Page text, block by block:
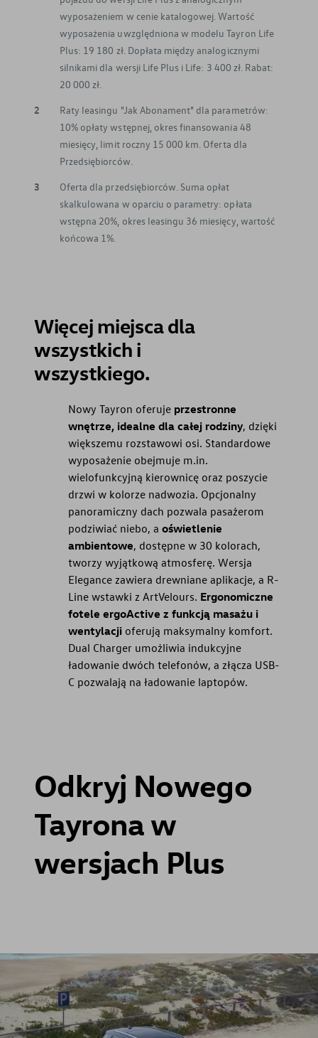
wyposażeniem w cenie katalogowej. Wartość
wyposażenia uwzględniona w modelu Tayron Life
Plus: 19 180 zł. Dopłata między analogicznymi
silnikami dla wersji Life Plus i Life: 3 400 zł. Rabat:
20 000 zł.
2
Raty leasingu "Jak Abonament" dla parametrów:
10% opłaty wstępnej, okres finansowania 48
miesięcy, limit roczny 15 000 km. Oferta dla
Przedsiębiorców.
3
Oferta dla przedsiębiorców. Suma opłat
skalkulowana w oparciu o parametry: opłata
wstępna 20%, okres leasingu 36 miesięcy, wartość
końcowa 1%.
Więcej miejsca dla
wszystkich i
wszystkiego.
Nowy Tayron oferuje przestronne
wnętrze, idealne dla całej rodziny, dzięki
większemu rozstawowi osi. Standardowe
wyposażenie obejmuje m.in.
wielofunkcyjną kierownicę oraz poszycie
drzwi w kolorze nadwozia. Opcjonalny
panoramiczny dach pozwala pasażerom
podziwiać niebo, a oświetlenie
ambientowe, dostępne w 30 kolorach,
tworzy wyjątkową atmosferę. Wersja
Elegance zawiera drewniane aplikacje, a R-
Line wstawki z ArtVelours. Ergonomiczne
fotele ergoActive z funkcją masażu i
wentylacji oferują maksymalny komfort.
Dual Charger umożliwia indukcyjne
ładowanie dwóch telefonów, a złącza USB-
C pozwalają na ładowanie laptopów.
Odkryj Nowego
Tayrona w
wersjach Plus